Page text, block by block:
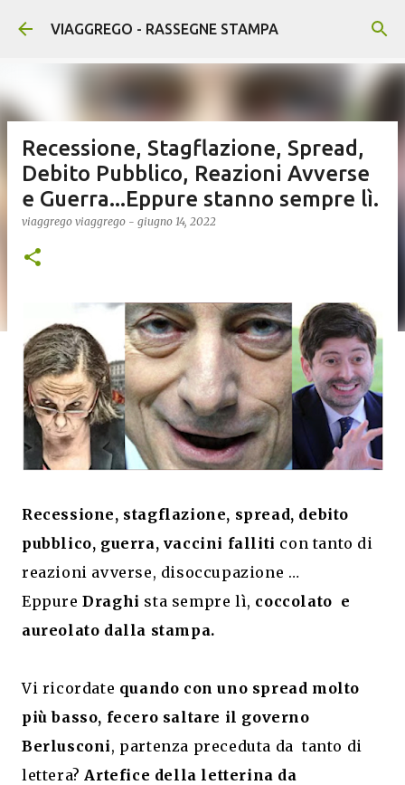
Passa ai contenuti principali
VIAGGREGO - RASSEGNE STAMPA
Recessione, Stagflazione, Spread,
Debito Pubblico, Reazioni Avverse
e Guerra...Eppure stanno sempre lì.
viaggrego viaggrego - giugno 14, 2022
Recessione, stagflazione, spread, debito
pubblico, guerra, vaccini falliti con tanto di
reazioni avverse, disoccupazione …
EppureDraghi sta sempre lì, coccolato e
aureolato dalla stampa.
Vi ricordate quando con uno spread molto
più basso, fecero saltare il governo
Berlusconi, partenza preceduta da tanto di
lettera?Artefice della letterina da